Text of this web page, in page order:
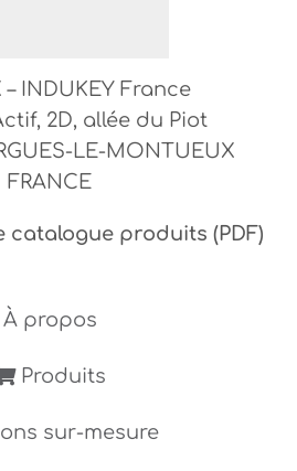
– INDUKEY France
2D, allée du Piot
LE-MONTUEUX
FRANCE
catalogue produits (PDF)
À propos
Produits
sur-mesure